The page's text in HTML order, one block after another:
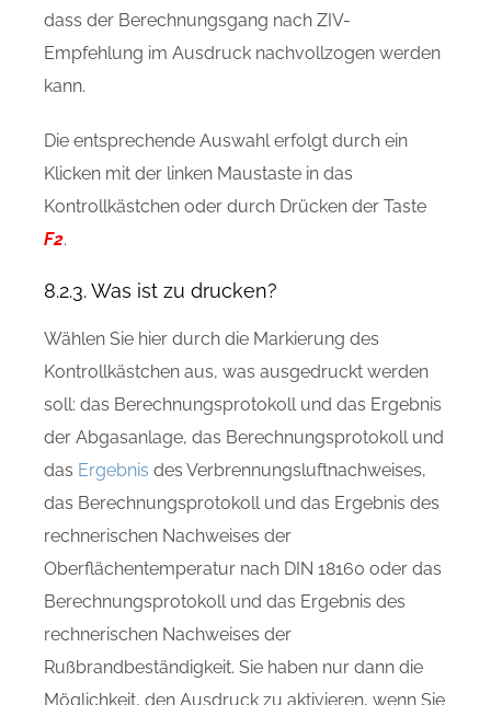
dass der Berechnungsgang nach ZIV-
Empfehlung im Ausdruck nachvollzogen werden
kann.
Die entsprechende Auswahl erfolgt durch ein
Klicken mit der linken Maustaste in das
Kontrollkästchen oder durch Drücken der Taste
F2.
8.2.3. Was ist zu drucken?
Wählen Sie hier durch die Markierung des
Kontrollkästchen aus, was ausgedruckt werden
soll: das Berechnungsprotokoll und das Ergebnis
der Abgasanlage, das Berechnungsprotokoll und
das Ergebnis des Verbrennungsluftnachweises,
das Berechnungsprotokoll und das Ergebnis des
rechnerischen Nachweises der
Oberflächentemperatur nach DIN 18160 oder das
Berechnungsprotokoll und das Ergebnis des
rechnerischen Nachweises der
Rußbrandbeständigkeit. Sie haben nur dann die
Möglichkeit, den Ausdruck zu aktivieren, wenn Sie